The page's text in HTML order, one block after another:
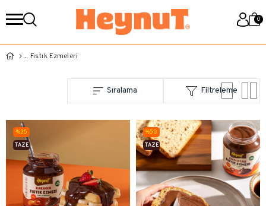
0
Fıstık Ezmeleri
Filtreleme
Sıralama
%35
TAZE
ÜRETIM
%50
TAZE
ÜRETIM